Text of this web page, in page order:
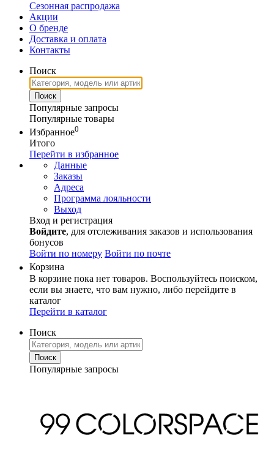
Сезонная распродажа
Акции
О бренде
Доставка и оплата
Контакты
Поиск
Популярные запросы
Популярные товары
Избранное0
Итого
Перейти в избранное
Данные
Заказы
Адреса
Программа лояльности
Выход
Вход и регистрация
Войдите, для отслеживания заказов и использования
бонусов
Войти по номеру Войти по почте
Корзина
В корзине пока нет товаров. Воспользуйтесь поиском,
если вы знаете, что вам нужно, либо перейдите в
каталог
Перейти в каталог
Поиск
Популярные запросы